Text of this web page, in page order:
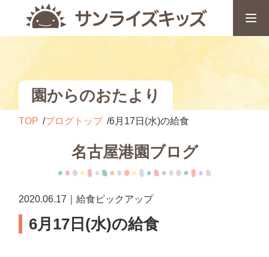
園からのおたより
TOP ブログトップ 6月17日(水)の給食
名古屋港園ブログ
2020.06.17｜給食ピックアップ
6月17日(水)の給食